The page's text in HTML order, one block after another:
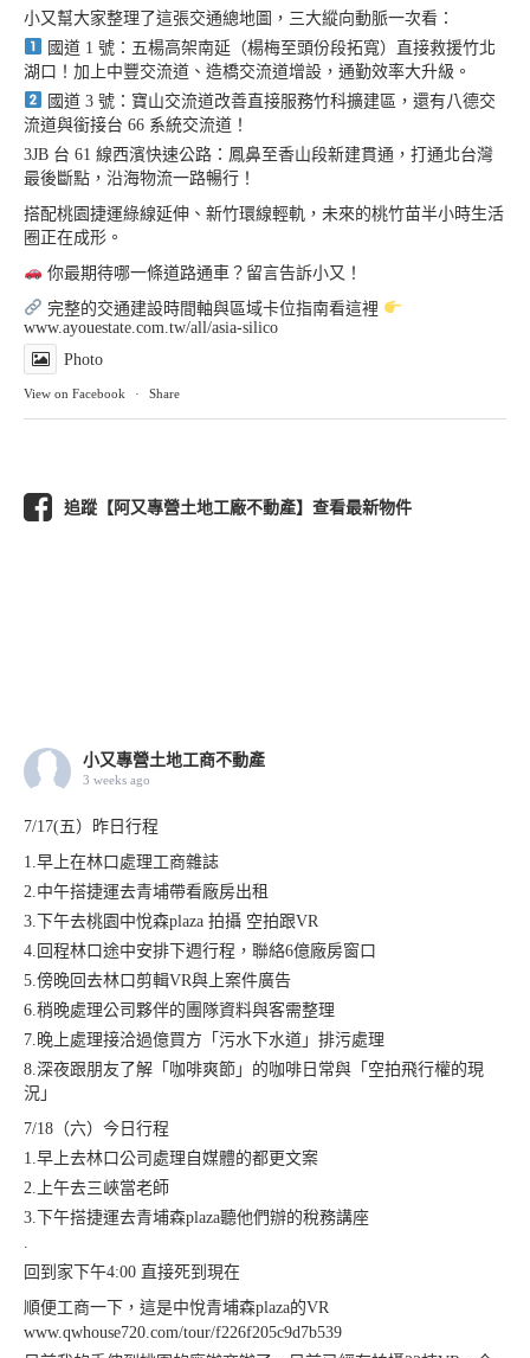
小又幫大家整理了這張交通總地圖，三大縱向動脈一次看：
國道 1 號：五楊高架南延（楊梅至頭份段拓寬）直接救援竹北
湖口！加上中豐交流道、造橋交流道增設，通勤效率大升級。
國道 3 號：寶山交流道改善直接服務竹科擴建區，還有八德交
流道與銜接台 66 系統交流道！
3JB 台 61 線西濱快速公路：鳳鼻至香山段新建貫通，打通北台灣
最後斷點，沿海物流一路暢行！
搭配桃園捷運綠線延伸、新竹環線輕軌，未來的桃竹苗半小時生活
圈正在成形。
你最期待哪一條道路通車？留言告訴小又！
完整的交通建設時間軸與區域卡位指南看這裡
www.ayouestate.com.tw/all/asia-silico
Photo
View on Facebook · Share
追蹤【阿又專營土地工廠不動產】查看最新物件
小又專營土地工商不動產
3 weeks ago
7/17(五）昨日行程
1.早上在林口處理工商雜誌
2.中午搭捷運去青埔帶看廠房出租
3.下午去桃園中悅森plaza 拍攝 空拍跟VR
4.回程林口途中安排下週行程，聯絡6億廠房窗口
5.傍晚回去林口剪輯VR與上案件廣告
6.稍晚處理公司夥伴的團隊資料與客需整理
7.晚上處理接洽過億買方「污水下水道」排污處理
8.深夜跟朋友了解「咖啡爽節」的咖啡日常與「空拍飛行權的現
況」
7/18（六）今日行程
1.早上去林口公司處理自媒體的都更文案
2.上午去三峽當老師
3.下午搭捷運去青埔森plaza聽他們辦的稅務講座
回到家下午4:00 直接死到現在
順便工商一下，這是中悅青埔森plaza的VR
www.qwhouse720.com/tour/f226f205c9d7b539